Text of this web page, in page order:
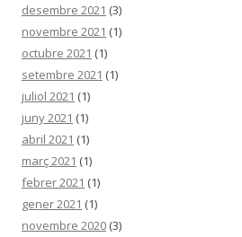
desembre 2021 (3)
novembre 2021 (1)
octubre 2021 (1)
setembre 2021 (1)
juliol 2021 (1)
juny 2021 (1)
abril 2021 (1)
març 2021 (1)
febrer 2021 (1)
gener 2021 (1)
novembre 2020 (3)